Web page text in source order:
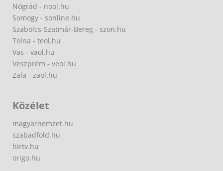
Nógrád - nool.hu
Somogy - sonline.hu
Szabolcs-Szatmár-Bereg - szon.hu
Tolna - teol.hu
Vas - vaol.hu
Veszprém - veol.hu
Zala - zaol.hu
Közélet
magyarnemzet.hu
szabadfold.hu
hirtv.hu
origo.hu